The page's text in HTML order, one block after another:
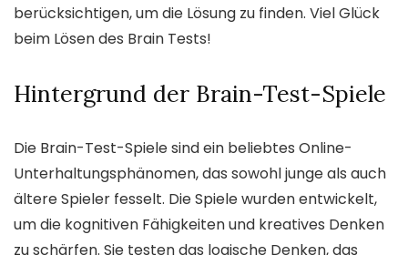
berücksichtigen, um die Lösung zu finden. Viel Glück
beim Lösen des Brain Tests!
Hintergrund der Brain-Test-Spiele
Die Brain-Test-Spiele sind ein beliebtes Online-
Unterhaltungsphänomen, das sowohl junge als auch
ältere Spieler fesselt. Die Spiele wurden entwickelt,
um die kognitiven Fähigkeiten und kreatives Denken
zu schärfen. Sie testen das logische Denken, das